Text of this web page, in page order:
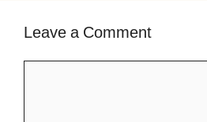
Leave a Comment